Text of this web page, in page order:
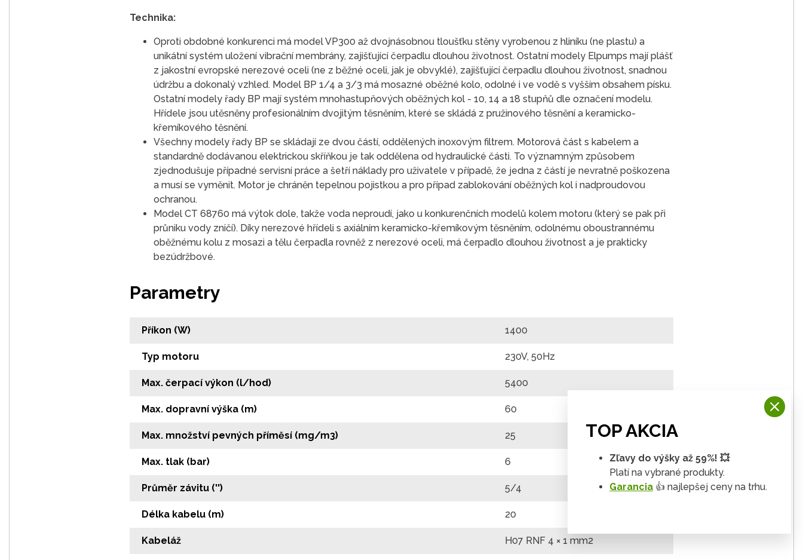
Technika:
Oproti obdobné konkurenci má model VP300 až dvojnásobnou tloušťku stěny vyrobenou z hliníku (ne plastu) a
unikátní systém uložení vibrační membrány, zajišťující čerpadlu dlouhou životnost. Ostatní modely Elpumps mají plášť
z jakostní evropské nerezové oceli (ne z běžné oceli, jak je obvyklé), zajišťující čerpadlu dlouhou životnost, snadnou
údržbu a dokonalý vzhled. Model BP 1/4 a 3/3 má mosazné oběžné kolo, odolné i ve vodě s vyšším obsahem písku.
Ostatní modely řady BP mají systém mnohastupňových oběžných kol - 10, 14 a 18 stupňů dle označení modelu.
Hřídele jsou utěsněny profesionálním dvojitým těsněním, které se skládá z pružinového těsnění a keramicko-
křemíkového těsnění.
Všechny modely řady BP se skládají ze dvou částí, oddělených inoxovým filtrem. Motorová část s kabelem a
standardně dodávanou elektrickou skříňkou je tak oddělena od hydraulické části. To významným způsobem
zjednodušuje případné servisní práce a šetří náklady pro uživatele v případě, že jedna z částí je nevratně poškozena
a musí se vyměnit. Motor je chráněn tepelnou pojistkou a pro případ zablokování oběžných kol i nadproudovou
ochranou.
Model CT 68760 má výtok dole, takže voda neproudí, jako u konkurenčních modelů kolem motoru (který se pak při
průniku vody zničí). Díky nerezové hřídeli s axiálním keramicko-křemíkovým těsněním, odolnému oboustrannému
oběžnému kolu z mosazi a tělu čerpadla rovněž z nerezové oceli, má čerpadlo dlouhou životnost a je prakticky
bezúdržbové.
Parametry
Příkon (W) 1400
Typ motoru 230V, 50Hz
Max. čerpací výkon (l/hod) 5400
Max. dopravní výška (m) 60
Max. množství pevných příměsí (mg/m3) 25
Max. tlak (bar) 6
Průměr závitu ('') 5/4
Délka kabelu (m) 20
Kabeláž H07 RNF 4 × 1 mm2
TOP AKCIA
Zľavy do výšky až 59%! 💥
Platí na vybrané produkty.
Garancia 👍 najlepšej ceny na trhu.